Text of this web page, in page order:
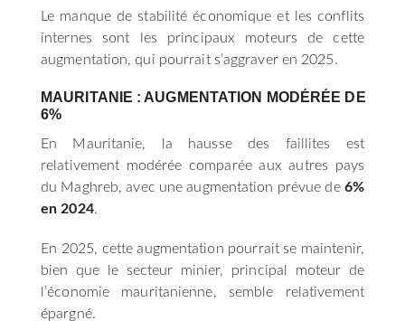
Le manque de stabilité économique et les conflits
internes sont les principaux moteurs de cette
augmentation, qui pourrait s’aggraver en 2025.
MAURITANIE : AUGMENTATION MODÉRÉE DE
6%
En Mauritanie, la hausse des faillites est
relativement modérée comparée aux autres pays
du Maghreb, avec une augmentation prévue de 6%
en 2024.
En 2025, cette augmentation pourrait se maintenir,
bien que le secteur minier, principal moteur de
l’économie mauritanienne, semble relativement
épargné.